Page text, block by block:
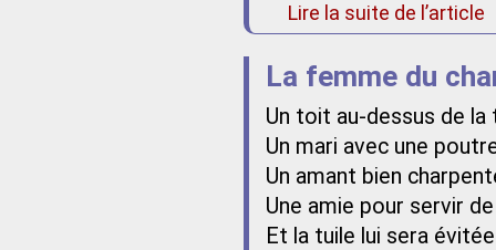
Lire la suite de l’article
La femme du
Un toit au-dessus de
Un mari avec une
Un amant bien
Une amie pour servir
Et la tuile lui sera évitée